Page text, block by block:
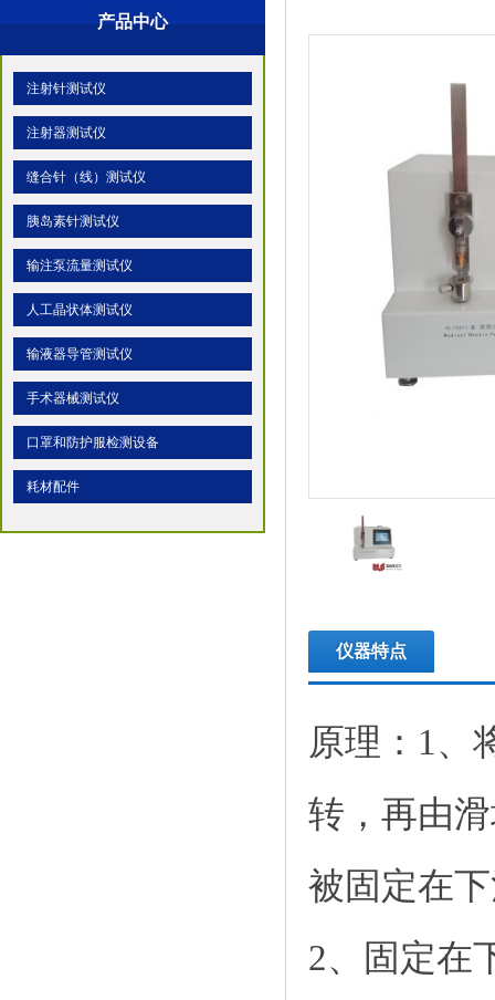
产品中心
注射针测试仪
注射器测试仪
缝合针（线）测试仪
胰岛素针测试仪
输注泵流量测试仪
人工晶状体测试仪
输液器导管测试仪
手术器械测试仪
口罩和防护服检测设备
耗材配件
仪器特点
原理：1、
转，再由
被固定在
2、固定在